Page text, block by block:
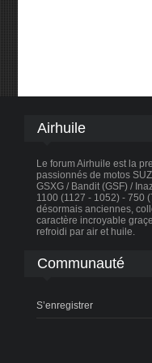
Airhuile
Le forum Airhuile est la
passionnés de motos
GSXG / Bandit (GSF) /
1100 (1127 - 1052) - 750
désormais anciennes,
caractère incroyable
refroidi par air et huile.
Communauté
S’enregistrer